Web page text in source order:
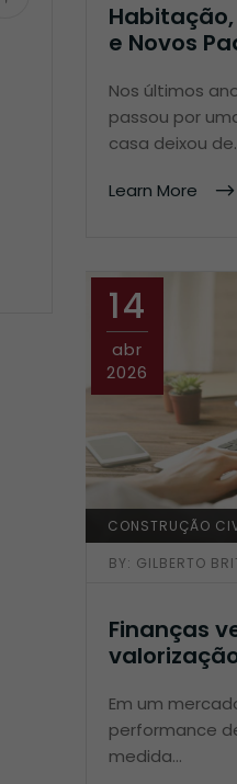
e Novos
Nos últimos
passou por
casa deixou
Learn More
14
abr
2026
CONSTRUÇÃO
BY: GILBERTO
Finanças
Em um
performance
medida…